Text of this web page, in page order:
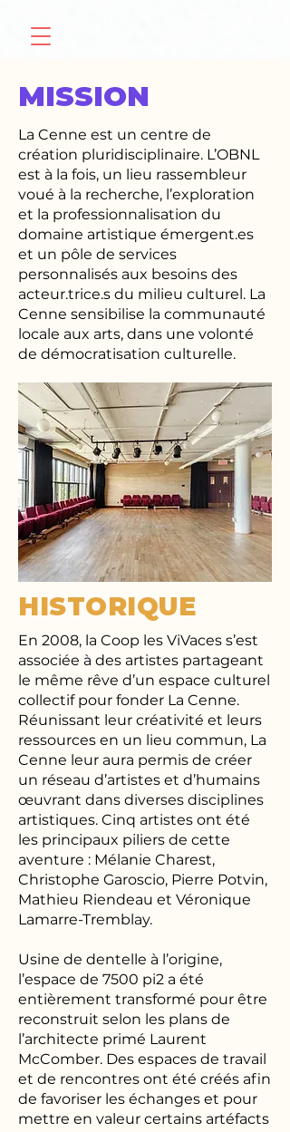
MISSION
La Cenne est un centre de
création pluridisciplinaire. L’OBNL
est à la fois, un lieu rassembleur
voué à la recherche, l’exploration
et la professionnalisation du
domaine artistique émergent.es
et un pôle de services
personnalisés aux besoins des
acteur.trice.s du milieu culturel. La
Cenne sensibilise la communauté
locale aux arts, dans une volonté
de démocratisation culturelle.​​
HISTORIQUE
En 2008, la Coop les ViVaces s’est
associée à des artistes partageant
le même rêve d’un espace culturel
collectif pour fonder La Cenne.
Réunissant leur créativité et leurs
ressources en un lieu commun, La
Cenne leur aura permis de créer
un réseau d’artistes et d’humains
œuvrant dans diverses disciplines
artistiques. Cinq artistes ont été
les principaux piliers de cette
aventure : Mélanie Charest,
Christophe Garoscio, Pierre Potvin,
Mathieu Riendeau et Véronique
Lamarre-Tremblay.
Usine de dentelle à l’origine,
l’espace de 7500 pi2 a été
entièrement transformé pour être
reconstruit selon les plans de
l’architecte primé Laurent
McComber. Des espaces de travail
et de rencontres ont été créés afin
de favoriser les échanges et pour
mettre en valeur certains artéfacts